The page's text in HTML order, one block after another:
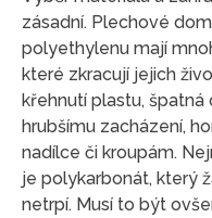
zásadní. Plechové
polyethylenu mají
které zkracují jejich
křehnutí plastu,
hrubšímu zacházení,
nadílce či kroupám.
je polykarbonát, který
netrpí. Musí to být